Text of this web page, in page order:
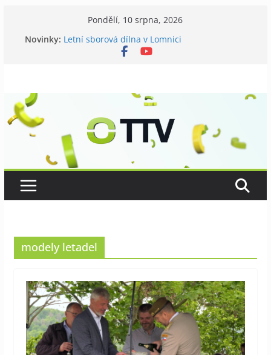
Pondělí, 10 srpna, 2026
Novinky: Letní sborová dílna v Lomnici
Chovatelé si připomněli 120 let své existence
modely letadel